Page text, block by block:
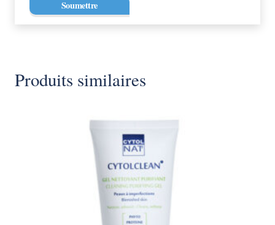
Produits similaires